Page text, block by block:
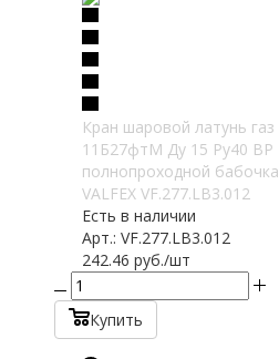
Кран шаровой латунь газ
11Б27фтМ Ду 15 Ру40 ВР
полнопроходной бабочка
VALFEX VF.277.LB3.012
Есть в наличии
Арт.: VF.277.LB3.012
242.46 руб./шт
Купить